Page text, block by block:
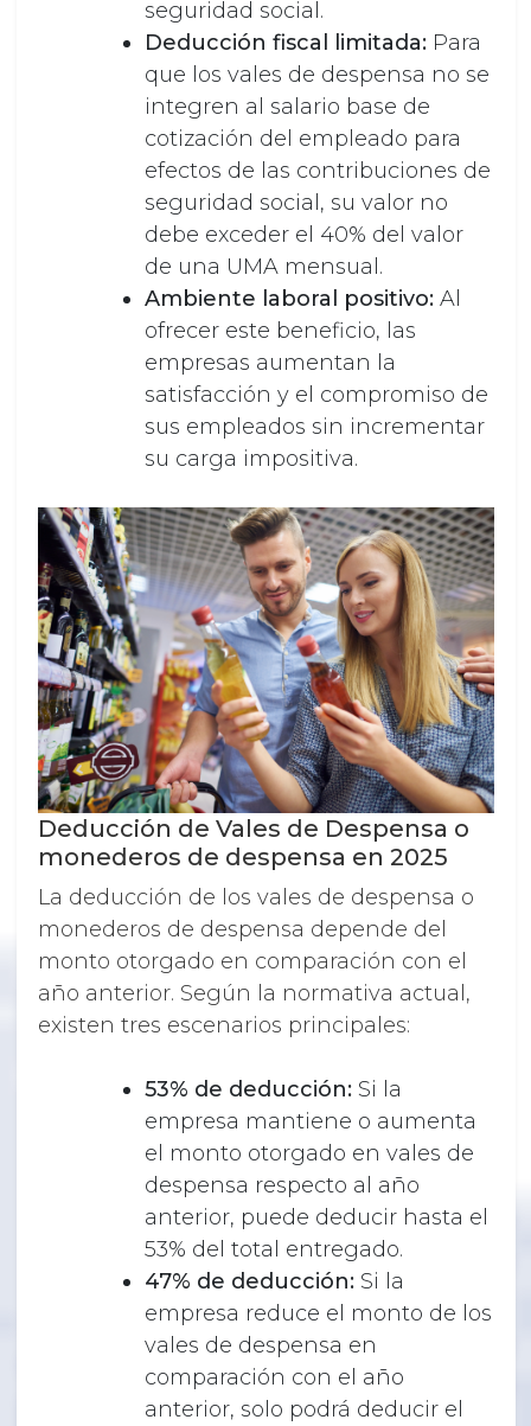
seguridad social.
Deducción fiscal limitada:Para
que los vales de despensa no se
integren al salario base de
cotización del empleado para
efectos de las contribuciones de
seguridad social, su valor no
debe exceder el 40% del valor
de una UMA mensual.
Ambiente laboral positivo:Al
ofrecer este beneficio, las
empresas aumentan la
satisfacción y el compromiso de
sus empleados sin incrementar
su carga impositiva.
Deducción de Vales de Despensa o
monederos de despensa en 2025
La deducción de los vales de despensa o
monederos de despensa depende del
monto otorgado en comparación con el
año anterior. Según la normativa actual,
existen tres escenarios principales:
53% de deducción:Si la
empresa mantiene o aumenta
el monto otorgado en vales de
despensa respecto al año
anterior, puede deducir hasta el
53% del total entregado.
47% de deducción:Si la
empresa reduce el monto de los
vales de despensa en
comparación con el año
anterior, solo podrá deducir el